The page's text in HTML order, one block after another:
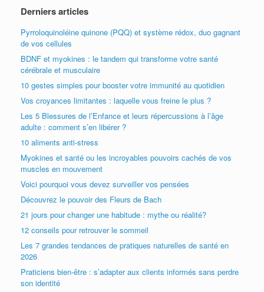
Derniers articles
Pyrroloquinoléine quinone (PQQ) et système rédox, duo gagnant
de vos cellules
BDNF et myokines : le tandem qui transforme votre santé
cérébrale et musculaire
10 gestes simples pour booster votre immunité au quotidien
Vos croyances limitantes : laquelle vous freine le plus ?
Les 5 Blessures de l’Enfance et leurs répercussions à l’âge
adulte : comment s’en libérer ?
10 aliments anti-stress
Myokines et santé ou les incroyables pouvoirs cachés de vos
muscles en mouvement
Voici pourquoi vous devez surveiller vos pensées
Découvrez le pouvoir des Fleurs de Bach
21 jours pour changer une habitude : mythe ou réalité?
12 conseils pour retrouver le sommeil
Les 7 grandes tendances de pratiques naturelles de santé en
2026
Praticiens bien-être : s’adapter aux clients informés sans perdre
son identité